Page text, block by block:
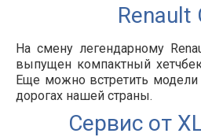
Renault
На смену легендарному
выпущен компактный
Еще можно встретить модели
дорогах нашей страны.
Сервис от